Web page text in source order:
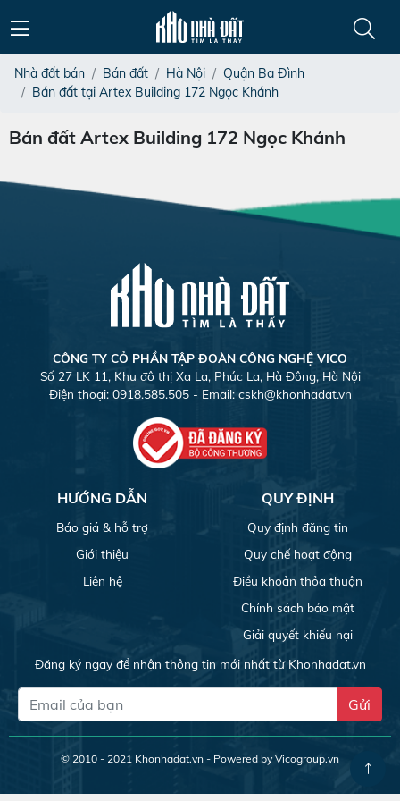
Nhà đất bán Bán đất Hà Nội
Quận Ba Đình
Bán đất tại Artex Building 172 Ngọc Khánh
Bán đất Artex Building 172 Ngọc Khánh
CÔNG TY CỎ PHẦN TẬP ĐOÀN CÔNG NGHỆ VICO
Số 27 LK 11, Khu đô thị Xa La, Phúc La, Hà Đông, Hà Nội
Điện thoại: 0918.585.505 - Email: cskh@khonhadat.vn
HƯỚNG DẪN
Báo giá & hỗ trợ
Giới thiệu
Liên hệ
QUY ĐỊNH
Quy định đăng tin
Quy chế hoạt động
Điều khoản thỏa thuận
Chính sách bảo mật
Giải quyết khiếu nại
Đăng ký ngay để nhận thông tin mới nhất từ Khonhadat.vn
Gửi
© 2010 - 2021 Khonhadat.vn - Powered by Vicogroup.vn